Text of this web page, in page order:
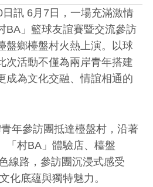
訊 6月7日，一場充滿激情
BA」籃球友誼賽暨交流參訪
盤鄉檯盤村火熱上演。以球
次活動不僅為兩岸青年搭建
成為文化交融、情誼相通的
參訪團抵達檯盤村，沿著
「村BA」體驗店、檯盤
線路，參訪團沉浸式感受
化底蘊與獨特魅力。